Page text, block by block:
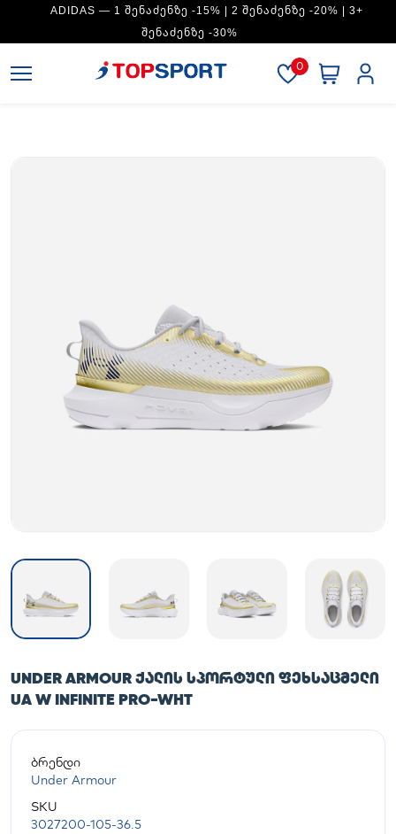
ADIDAS — 1 ᲨᲔᲜᲐᲫᲔᲜᲖᲔ -15% | 2 ᲨᲔᲜᲐᲫᲔᲜᲖᲔ -20% | 3+
ᲨᲔᲜᲐᲫᲔᲜᲖᲔ -30%
0
UNDER ARMOUR ᲥᲐᲚᲘᲡ ᲡᲞᲝᲠᲢᲣᲚᲘ ᲤᲔᲮᲡᲐᲪᲛᲔᲚᲘ
UA W INFINITE PRO-WHT
ბრენდი
Under Armour
SKU
3027200-105-36.5